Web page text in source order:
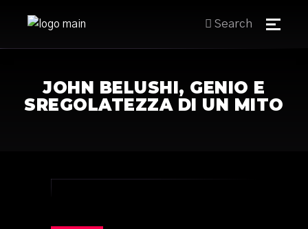
Search
JOHN BELUSHI, GENIO E
SREGOLATEZZA DI UN MITO